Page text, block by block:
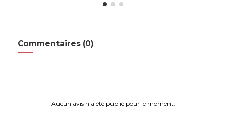
Commentaires (0)
Aucun avis n'a été publié pour le moment.